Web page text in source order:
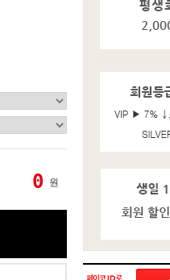
0 원